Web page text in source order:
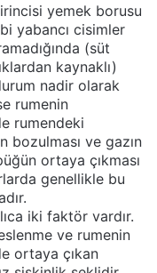
yemek borusu
yabancı cisimler
(süt
kaynaklı)
nadir olarak
rumenin
rumendeki
bozulması ve gazın
ortaya çıkması
genellikle bu
iki faktör vardır.
ve rumenin
ortaya çıkan